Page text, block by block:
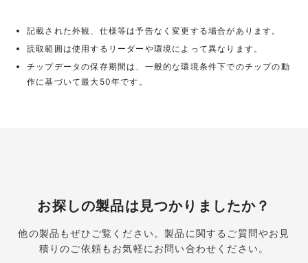
記載された外観、仕様等は予告なく変更する場合があります。
読取範囲は使用するリーダーや環境によって異なります。
チップデータの保存期間は、一般的な環境条件下でのチップの動
作に基づいて最大50年です。
お探しの製品は見つかりましたか？
他の製品もぜひご覧ください。製品に関するご質問やお見
積りのご依頼もお気軽にお問い合わせください。